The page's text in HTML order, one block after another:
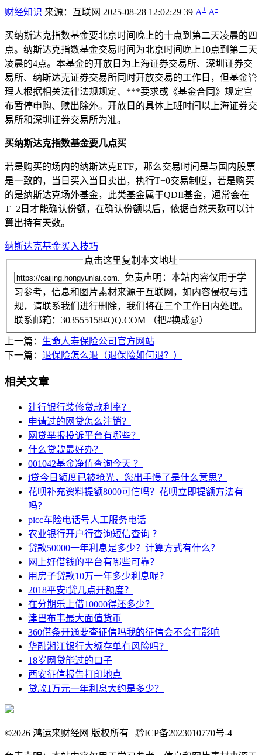
财经知识 来源：互联网 2025-08-28 12:02:29 39 A+ A-
买纳斯达克指数基金要北京时间晚上的十点到第二天凌晨的四
点。纳斯达克指数基金交易时间为北京时间晚上10点到第二天
凌晨的4点。本基金的开放日为上海证券交易所、深圳证券交
易所、纳斯达克证券交易所同时开放交易的工作日，但基金管
理人根据相关法律法规规定、***要求或《基金合同》规定宣
布暂停申购、赎出除外。开放日的具体上班时间以上海证券交
易所和深圳证券交易所为准。
买纳斯达克指数基金要几点买
若是购买的场内的纳斯达克ETF，那么交易时间是与国内股票
是一致的，当日买入当日卖出，执行T+0交易制度，若是购买
的是纳斯达克场外基金，此类基金属于QDII基金，通常会在
T+2日才能确认份额，在确认份额以后，依据自然天数可以计
算出持有天数。
纳斯达克基金买入技巧
点击这里复制本文地址
免责声明：本站内容仅用于学
习参考，信息和图片素材来源于互联网，如内容侵权与违
规，请联系我们进行删除，我们将在三个工作日内处理。
联系邮箱：303555158#QQ.COM （把#换成@）
上一篇： 生命人寿保险公司官方网站
下一篇： 退保险怎么退（退保险如何退？）
相关文章
建行银行装修贷款利率？
申请过的网贷怎么注销？
网贷举报投诉平台有哪些？
什么贷款最好办？
001042基金净值查询今天 ？
i贷今日额度已被抢光，您出手慢了是什么意思？
花呗补充资料提额8000可信吗？花呗立即提额方法有
吗？
picc车险电话号人工服务电话
农业银行开户行查询短信查询 ？
贷款50000一年利息是多少？计算方式有什么？
网上好借钱的平台有哪些可靠？
用房子贷款10万一年多少利息呢？
2018平安i贷几点开额度？
在分期乐上借10000得还多少？
津巴布韦最大面值货币
360借条开通要查征信吗我的征信会不会有影响
华融湘江银行大额存单有风险吗？
18岁网贷能过的口子
西安征信报告打印地点
贷款1万元一年利息大约是多少？
©2026 鸿运来财经网 版权所有 | 黔ICP备2023010770号-4